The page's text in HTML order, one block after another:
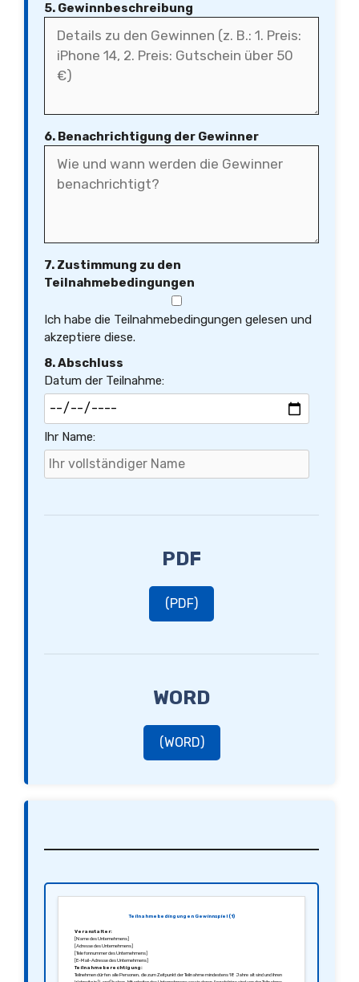
5. Gewinnbeschreibung
6. Benachrichtigung der Gewinner
7. Zustimmung zu den
Teilnahmebedingungen
Ich habe die Teilnahmebedingungen gelesen und
akzeptiere diese.
8. Abschluss
Datum der Teilnahme:
Ihr Name:
PDF
(PDF)
WORD
(WORD)
Teilnahmebedingungen Gewinnspiel (1)
Veranstalter:
[Name des Unternehmens]
[Adresse des Unternehmens]
[Telefonnummer des Unternehmens]
[E-Mail-Adresse des Unternehmens]
Teilnahmeberechtigung:
Teilnehmen dürfen alle Personen, die zum Zeitpunkt der Teilnahme mindestens 18 Jahre alt sind und ihren